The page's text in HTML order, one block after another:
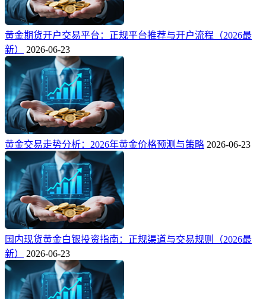
黄金期货开户交易平台：正规平台推荐与开户流程（2026最
新）
2026-06-23
黄金交易走势分析：2026年黄金价格预测与策略 2026-06-23
国内现货黄金白银投资指南：正规渠道与交易规则（2026最
新）
2026-06-23